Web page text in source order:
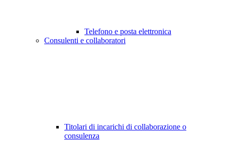
Telefono e posta elettronica
Consulenti e collaboratori
Titolari di incarichi di collaborazione o
consulenza